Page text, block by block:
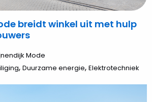
breidt winkel uit met hulp
Mode
, Duurzame energie, Elektrotechniek